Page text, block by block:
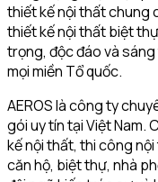
thiết kế nội thất chung
thiết kế nội thất biệt
trọng, độc đáo và
mọi miền Tổ quốc.
AEROS là công ty
gói uy tín tại Việt Nam.
kế nội thất, thi công
căn hộ, biệt thự, nhà